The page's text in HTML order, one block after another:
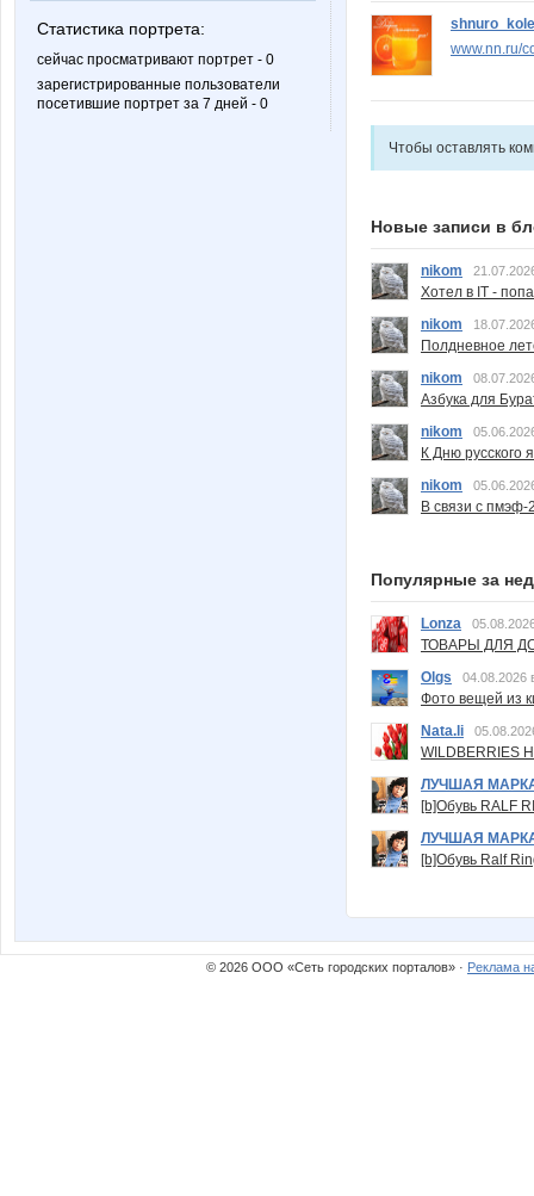
Статистика портрета:
сейчас просматривают портрет - 0
зарегистрированные пользователи
посетившие портрет за 7 дней - 0
www.nn.ru/
Чтобы оставлять
Новые записи в
nikom
Хотел в IT -
nikom
Полдневное
nikom
Азбука для
nikom
К Дню русского
nikom
В связи с пмэф-
Популярные за
Lonza
ТОВАРЫ ДЛЯ
Olgs
04.08.2026
Фото вещей из
Nata.li
ЛУЧШАЯ
[b]Обувь RALF
ЛУЧШАЯ
[b]Обувь Ralf
© 2026 ООО «Сеть городских порталов» · Реклама